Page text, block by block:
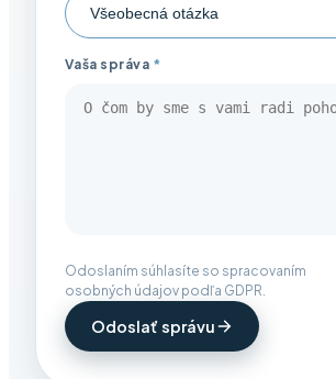
Vaša správa *
Odoslaním súhlasíte so spracovaním
osobných údajov podľa GDPR.
Odoslať správu